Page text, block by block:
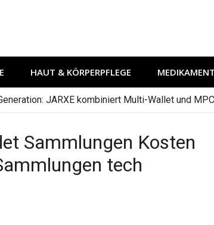
HAUT & KÖRPERPFLEGE MEDIKAMENT
JARXE kombiniert Multi-Wallet und
Sammlungen Kosten
tech